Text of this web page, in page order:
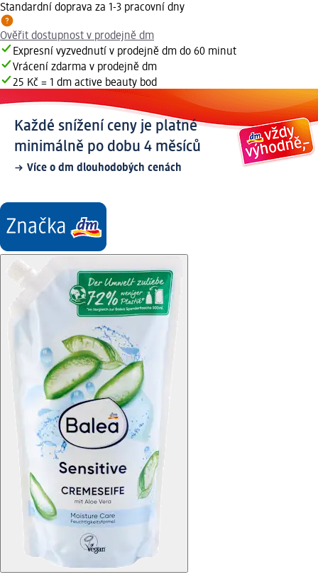
Standardní doprava za 1-3 pracovní dny
Ověřit dostupnost v prodejně dm
Expresní vyzvednutí v prodejně dm do 60 minut
Vrácení zdarma v prodejně dm
25 Kč = 1 dm active beauty bod
Každé snížení ceny je platné
minimálně po dobu 4 měsíců
Více o dm dlouhodobých cenách